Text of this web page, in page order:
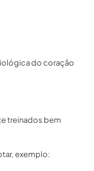
do coração
treinados bem
exemplo:⁣